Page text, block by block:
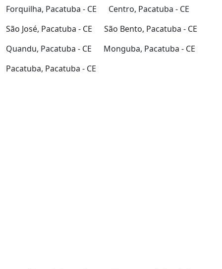
Forquilha, Pacatuba - CE
Centro, Pacatuba - CE
São José, Pacatuba - CE
São Bento, Pacatuba - CE
Quandu, Pacatuba - CE
Monguba, Pacatuba - CE
Pacatuba, Pacatuba - CE